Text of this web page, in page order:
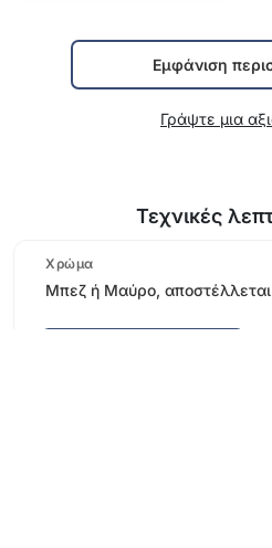
Εμφάνιση
Γράψτε μια
Τεχνικές
Χρώμα
Μπεζ ή Μαύρο, αποστέλλεται